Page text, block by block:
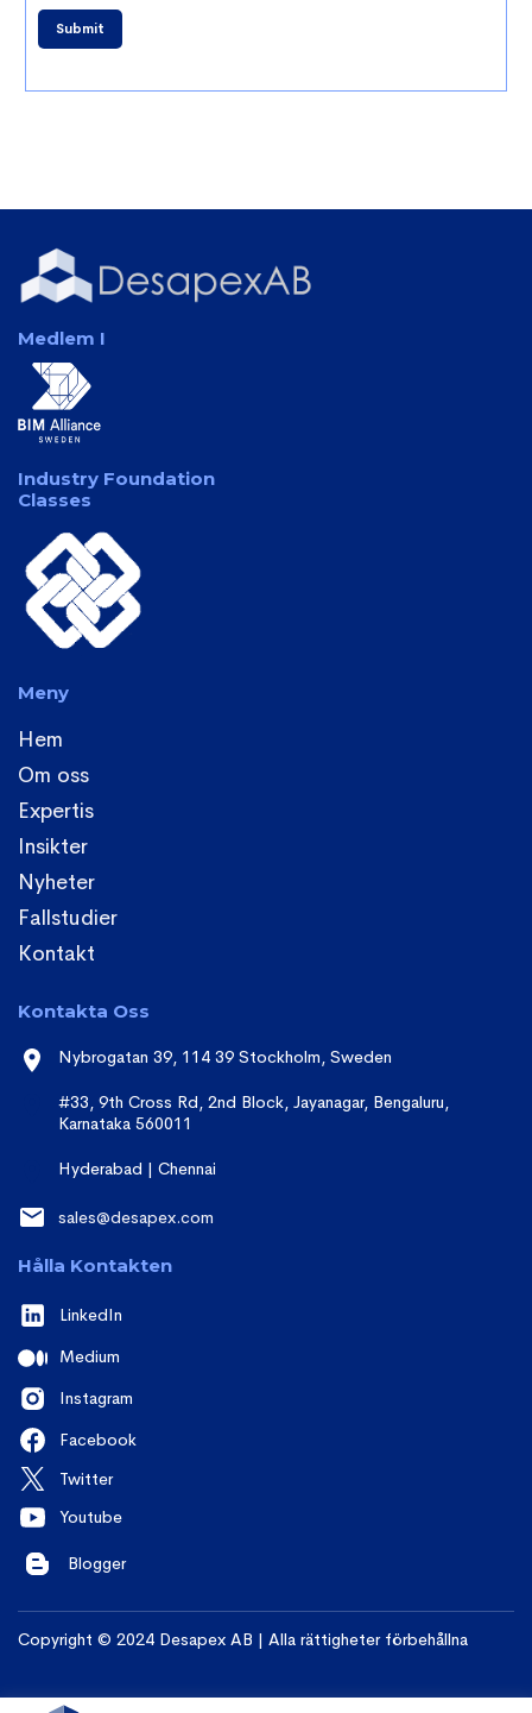
Medlem I
Industry Foundation
Classes
Meny
Hem
Om oss
Expertis
Insikter
Nyheter
Fallstudier
Kontakt
Kontakta Oss
Nybrogatan 39, 114 39 Stockholm, Sweden
#33, 9th Cross Rd, 2nd Block, Jayanagar, Bengaluru,
Karnataka 560011
Hyderabad | Chennai
sales@desapex.com
Hålla Kontakten
LinkedIn
Medium
Instagram
Facebook
Twitter
Youtube
Blogger
Copyright © 2024 Desapex AB | Alla rättigheter förbehållna